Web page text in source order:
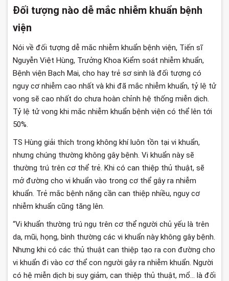
Đối tượng nào dễ mắc nhiễm khuẩn bệnh
viện
Nói về đối tượng dễ mắc nhiễm khuẩn bệnh viện, Tiến sĩ
Nguyễn Việt Hùng, Trưởng Khoa Kiểm soát nhiễm khuẩn,
Bệnh viện Bạch Mai, cho hay trẻ sơ sinh là đối tượng có
nguy cơ nhiễm cao nhất và khi đã mắc nhiễm khuẩn, tỷ lệ tử
vong sẽ cao nhất do chưa hoàn chỉnh hệ thống miễn dịch.
Tỷ lệ tử vong khi mắc nhiễm khuẩn bệnh viện có thể lên tới
50%.
TS Hùng giải thích trong không khí luôn tồn tại vi khuẩn,
nhưng chúng thường không gây bệnh. Vi khuẩn này sẽ
thường trú trên cơ thể trẻ. Khi có can thiệp thủ thuật, sẽ
mở đường cho vi khuẩn vào trong cơ thể gây ra nhiễm
khuẩn. Trẻ mắc bệnh nặng cần can thiệp nhiều, nguy cơ
nhiễm khuẩn cũng tăng lên.
“Vi khuẩn thường trú ngụ trên cơ thể người chủ yếu là trên
da, mũi, họng, bình thường các vi khuẩn này không gây bệnh.
Nhưng khi có các thủ thuật can thiệp tạo ra con đường cho
vi khuẩn đi vào cơ thể con người gây ra nhiễm khuẩn. Người
có hệ miễn dịch bị suy giảm, can thiệp thủ thuật, mổ… là đối